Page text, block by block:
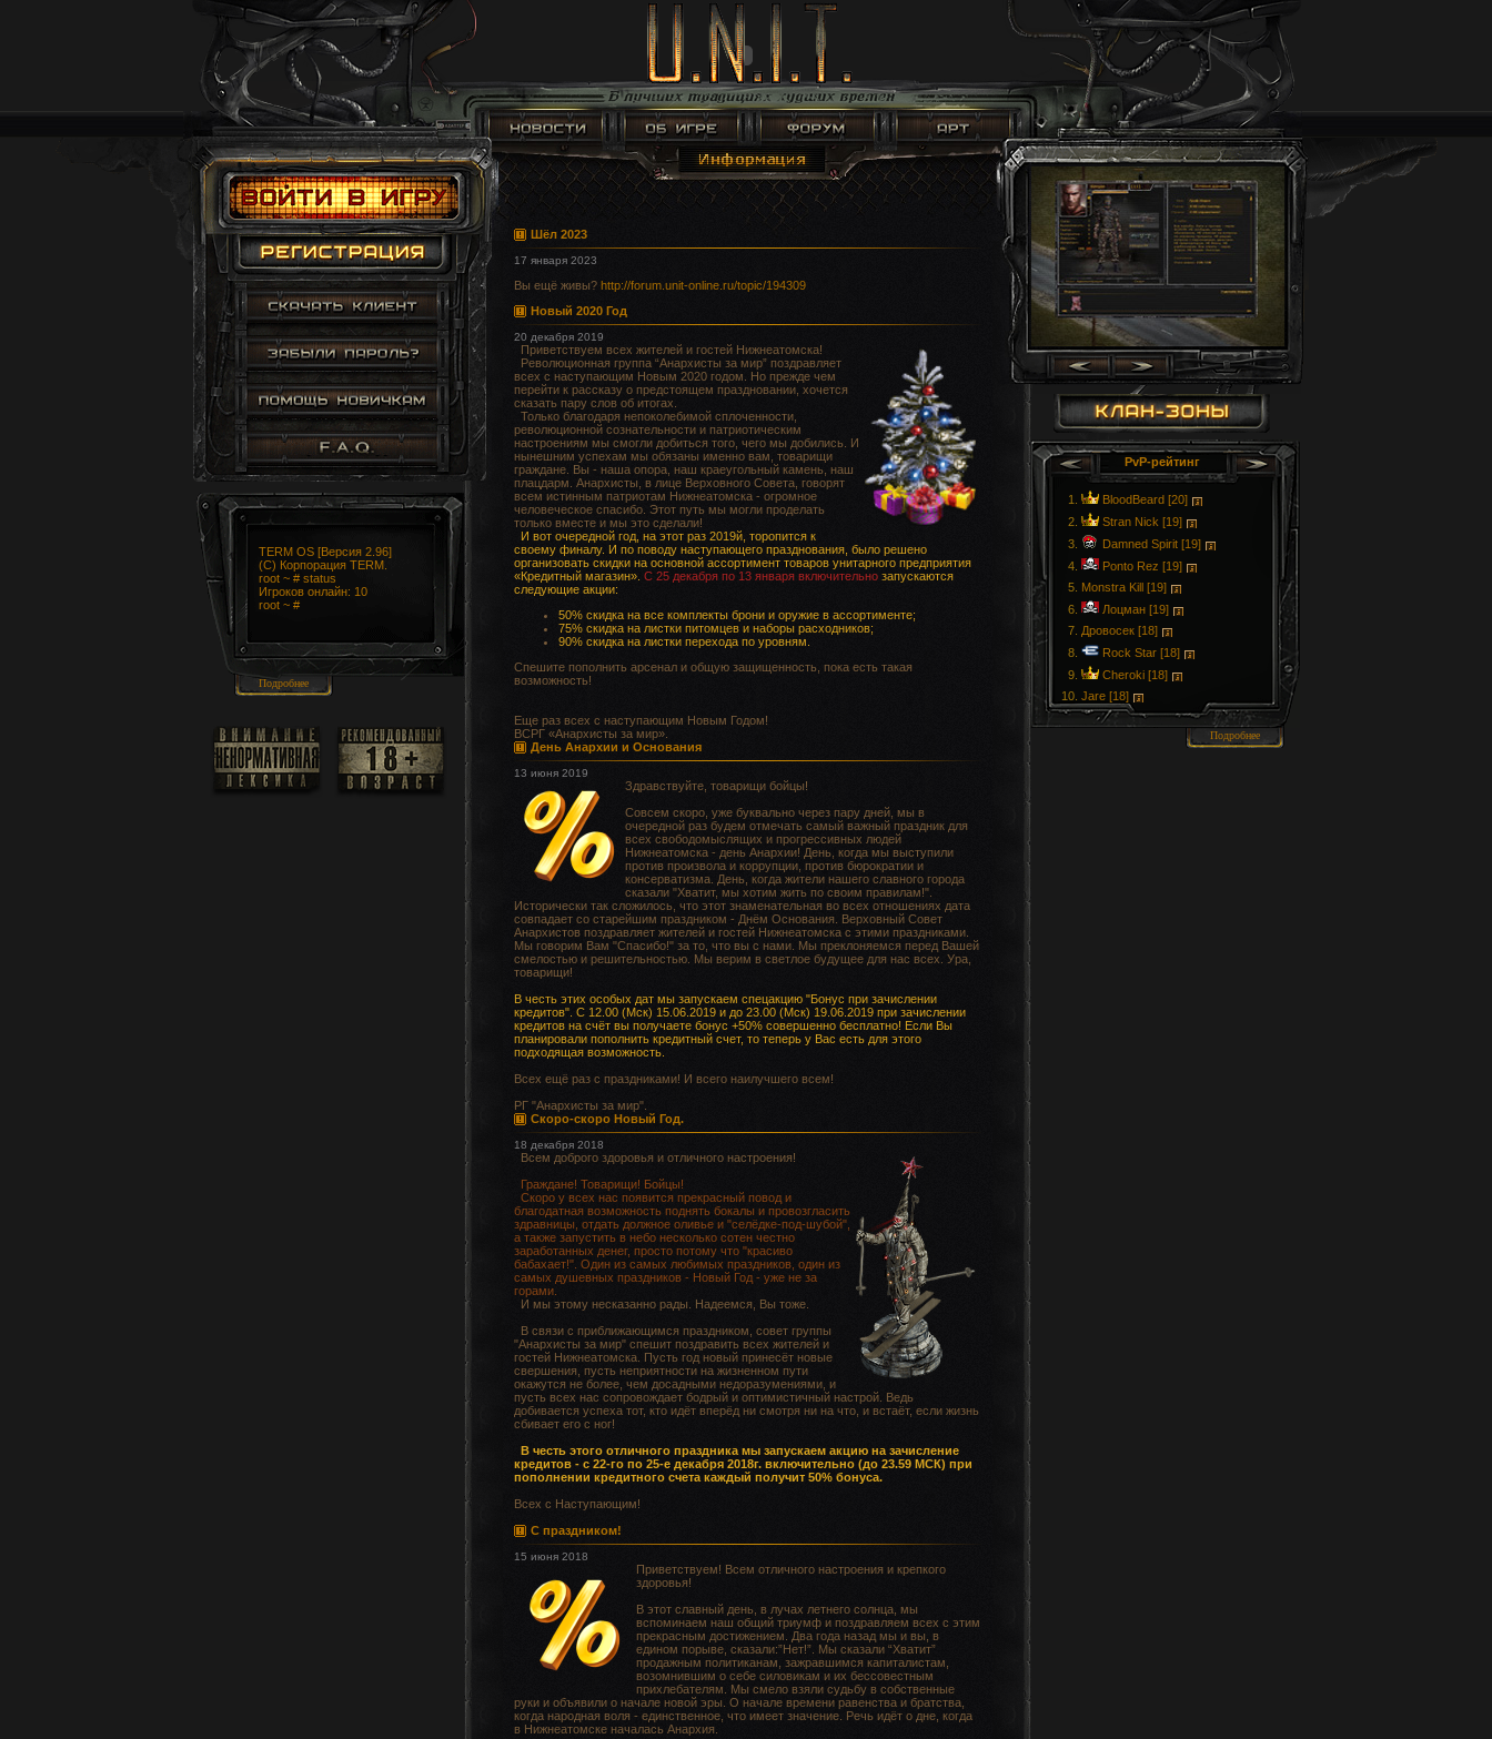
TERM OS [Версия 2.96]
(C) Корпорация TERM.
root ~ # status
Игроков онлайн: 10
root ~ #
Подробнее
Шёл 2023
17 января 2023
Вы ещё живы? http://forum.unit-online.ru/topic/194309
Новый 2020 Год
20 декабря 2019
Приветствуем всех жителей и гостей Нижнеатомска!
Революционная группа “Анархисты за мир” поздравляет
всех с наступающим Новым 2020 годом. Но прежде чем
перейти к рассказу о предстоящем праздновании, хочется
сказать пару слов об итогах.
Только благодаря непоколебимой сплоченности,
революционной сознательности и патриотическим
настроениям мы смогли добиться того, чего мы добились. И
нынешним успехам мы обязаны именно вам, товарищи
граждане. Вы - наша опора, наш краеугольный камень, наш
плацдарм. Анархисты, в лице Верховного Совета, говорят
всем истинным патриотам Нижнеатомска - огромное
человеческое спасибо. Этот путь мы могли проделать
только вместе и мы это сделали!
И вот очередной год, на этот раз 2019й, торопится к
своему финалу. И по поводу наступающего празднования, было решено
организовать скидки на основной ассортимент товаров унитарного предприятия
«Кредитный магазин». С 25 декабря по 13 января включительно запускаются
следующие акции:
50% скидка на все комплекты брони и оружие в ассортименте;
75% скидка на листки питомцев и наборы расходников;
90% скидка на листки перехода по уровням.
Спешите пополнить арсенал и общую защищенность, пока есть такая
возможность!
Еще раз всех с наступающим Новым Годом!
ВСРГ «Анархисты за мир».
День Анархии и Основания
13 июня 2019
Здравствуйте, товарищи бойцы!
Совсем скоро, уже буквально через пару дней, мы в
очередной раз будем отмечать самый важный праздник для
всех свободомыслящих и прогрессивных людей
Нижнеатомска - день Анархии! День, когда мы выступили
против произвола и коррупции, против бюрократии и
консерватизма. День, когда жители нашего славного города
сказали "Хватит, мы хотим жить по своим правилам!".
Исторически так сложилось, что этот знаменательная во всех отношениях дата
совпадает со старейшим праздником - Днём Основания. Верховный Совет
Анархистов поздравляет жителей и гостей Нижнеатомска с этими праздниками.
Мы говорим Вам "Спасибо!" за то, что вы с нами. Мы преклоняемся перед Вашей
смелостью и решительностью. Мы верим в светлое будущее для нас всех. Ура,
товарищи!
В честь этих особых дат мы запускаем спецакцию "Бонус при зачислении
кредитов". С 12.00 (Мск) 15.06.2019 и до 23.00 (Мск) 19.06.2019 при зачислении
кредитов на счёт вы получаете бонус +50% совершенно бесплатно! Если Вы
планировали пополнить кредитный счет, то теперь у Вас есть для этого
подходящая возможность.
Всех ещё раз с праздниками! И всего наилучшего всем!
РГ "Анархисты за мир".
Скоро-скоро Новый Год.
18 декабря 2018
Всем доброго здоровья и отличного настроения!
Граждане! Товарищи! Бойцы!
Скоро у всех нас появится прекрасный повод и
благодатная возможность поднять бокалы и провозгласить
здравницы, отдать должное оливье и "селёдке-под-шубой",
а также запустить в небо несколько сотен честно
заработанных денег, просто потому что "красиво
бабахает!". Один из самых любимых праздников, один из
самых душевных праздников - Новый Год - уже не за
горами.
И мы этому несказанно рады. Надеемся, Вы тоже.
В связи с приближающимся праздником, совет группы
"Анархисты за мир" спешит поздравить всех жителей и
гостей Нижнеатомска. Пусть год новый принесёт новые
свершения, пусть неприятности на жизненном пути
окажутся не более, чем досадными недоразумениями, и
пусть всех нас сопровождает бодрый и оптимистичный настрой. Ведь
добивается успеха тот, кто идёт вперёд ни смотря ни на что, и встаёт, если жизнь
сбивает его с ног!
В честь этого отличного праздника мы запускаем акцию на зачисление
кредитов - с 22-го по 25-е декабря 2018г. включительно (до 23.59 МСК) при
пополнении кредитного счета каждый получит 50% бонуса.
Всех с Наступающим!
С праздником!
15 июня 2018
Приветствуем! Всем отличного настроения и крепкого
здоровья!
В этот славный день, в лучах летнего солнца, мы
вспоминаем наш общий триумф и поздравляем всех с этим
прекрасным достижением. Два года назад мы и вы, в
едином порыве, сказали:”Нет!”. Мы сказали “Хватит”
продажным политиканам, зажравшимся капиталистам,
возомнившим о себе силовикам и их бессовестным
прихлебателям. Мы смело взяли судьбу в собственные
руки и объявили о начале новой эры. О начале времени равенства и братства,
когда народная воля - единственное, что имеет значение. Речь идёт о дне, когда
в Нижнеатомске началась Анархия.
PvP-рейтинг
Подробнее
BloodBeard [20]
Stran Nick [19]
Damned Spirit [19]
Ponto Rez [19]
Monstra Kill [19]
Лоцман [19]
Дровосек [18]
Rock Star [18]
Cheroki [18]
Jare [18]